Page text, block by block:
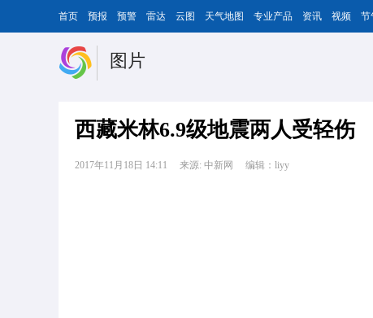
首页 预报 预警 雷达 云图 天气地图 专业产品 资讯 视频 节
图片
西藏米林6.9级地震两人受轻伤
2017年11月18日 14:11 来源: 中新网 编辑：liyy